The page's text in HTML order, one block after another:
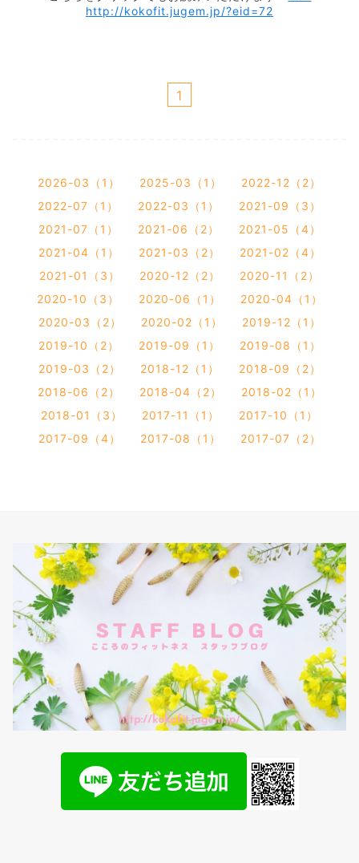
http://kokofit.jugem.jp/?eid=72
1
2026-03（1） 2025-03（1）
2022-12（2）
2022-07（1）
2022-03（1）
2021-09（3）
2021-07（1）
2021-06（2）
2021-05（4）
2021-04（1）
2021-03（2）
2021-02（4）
2021-01（3）
2020-12（2）
2020-11（2）
2020-10（3）
2020-06（1）
2020-04（1）
2020-03（2）
2020-02（1）
2019-12（1）
2019-10（2）
2019-09（1）
2019-08（1）
2019-03（2）
2018-12（1）
2018-09（2）
2018-06（2）
2018-04（2）
2018-02（1）
2018-01（3）
2017-11（1）
2017-10（1）
2017-09（4）
2017-08（1） 2017-07（2）